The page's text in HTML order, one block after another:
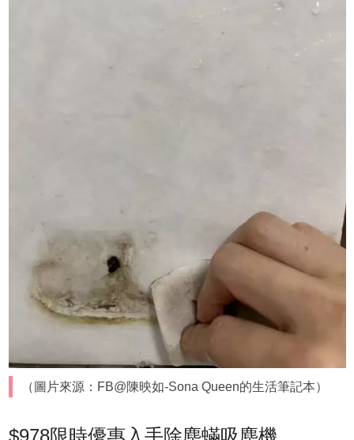
（圖片來源：FB@陳映如-Sona Queen的生活筆記本）